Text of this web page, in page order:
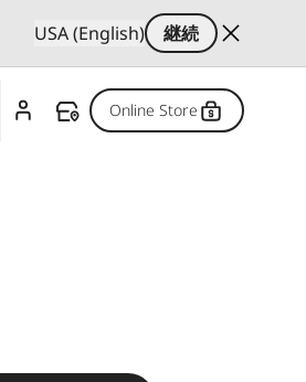
USA (English) 継続
Online Store